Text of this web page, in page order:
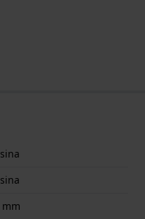
mm